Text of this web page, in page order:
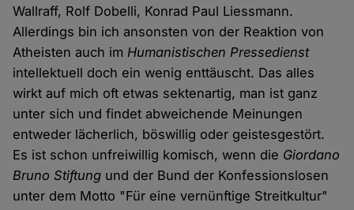
Wallraff, Rolf Dobelli, Konrad Paul Liessmann.
Allerdings bin ich ansonsten von der Reaktion von
Atheisten auch imHumanistischen Pressedienst
intellektuell doch ein wenig enttäuscht. Das alles
wirkt auf mich oft etwas sektenartig, man ist ganz
unter sich und findet abweichende Meinungen
entweder lächerlich, böswillig oder geistesgestört.
Es ist schon unfreiwillig komisch, wenn die Giordano
Bruno Stiftung und der Bund der Konfessionslosen
unter dem Motto "Für eine vernünftige Streitkultur"